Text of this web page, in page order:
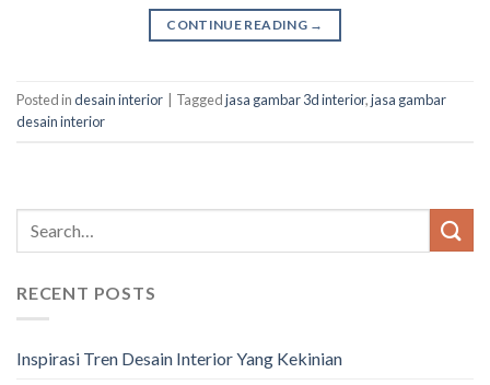
CONTINUE READING →
Posted indesain interior Taggedjasa gambar 3d interior,jasa gambar
desain interior
RECENT POSTS
Inspirasi Tren Desain Interior Yang Kekinian